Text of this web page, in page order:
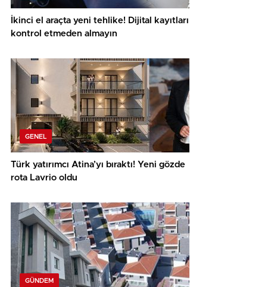
İkinci el araçta yeni tehlike! Dijital kayıtları
kontrol etmeden almayın
GENEL
Türk yatırımcı Atina’yı bıraktı! Yeni gözde
rota Lavrio oldu
GÜNDEM